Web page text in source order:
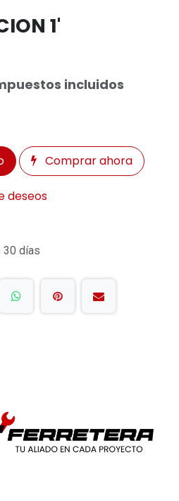
1'
incluidos
Comprar ahora
deseos
30 días